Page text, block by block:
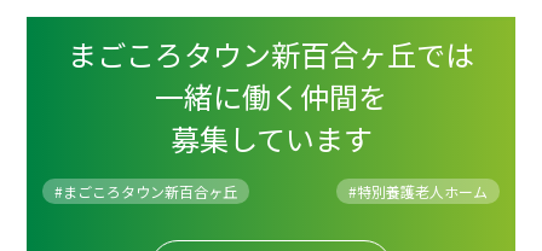
まごころタウン新百合ヶ丘では
一緒に働く仲間を
募集しています
#まごころタウン新百合ヶ丘 #特別養護老人ホーム